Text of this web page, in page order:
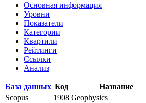
Основная информация
Уровни
Показатели
Категории
Квартили
Рейтинги
Ссылки
Анализ
База данных Код
Название
Scopus
1908 Geophysics